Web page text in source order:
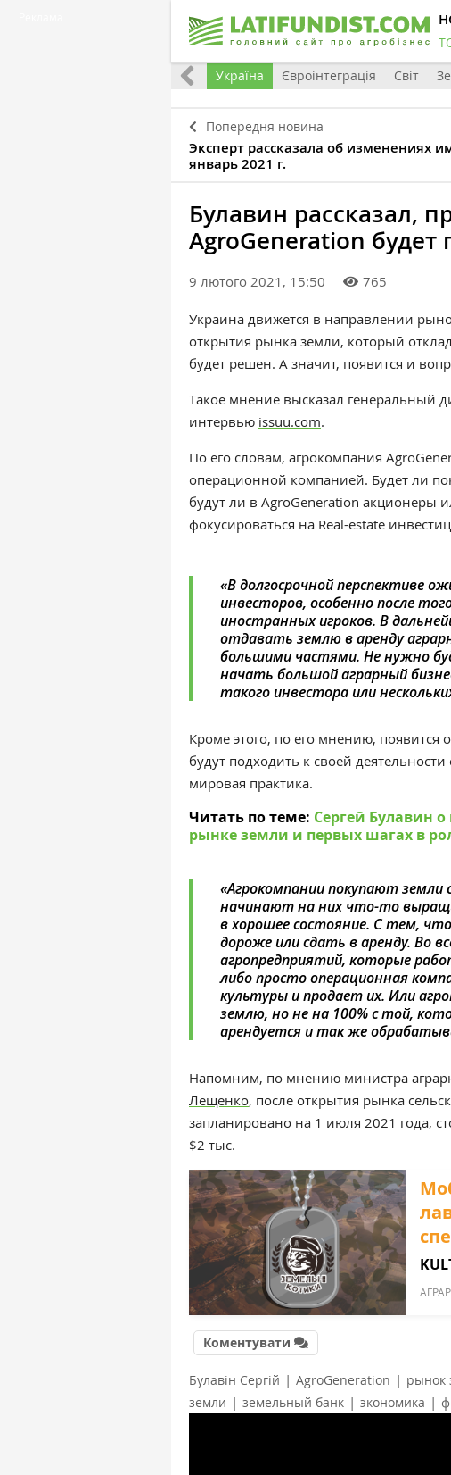
Все Україна Євроінтеграція Світ
Попередня новина
Эксперт рассказала об изменениях
январь 2021 г.
Булавин рассказал,
AgroGeneration
9 лютого 2021, 15:50 765
Украина движется в направлении
открытия рынка земли, который
будет решен. А значит, появится и
Такое мнение высказал генеральный
интервью issuu.com.
По его словам, агрокомпания
операционной компанией. Будет ли
будут ли в AgroGeneration акционеры
фокусироваться на Real-estate
«В долгосрочной перспективе
инвесторов, особенно после
иностранных игроков. В
отдавать землю в аренду
большими частями. Не нужно
начать большой аграрный
такого инвестора или
Кроме этого, по его мнению, появится
будут подходить к своей
мировая практика.
Читать по теме: Сергей Булавин
рынке земли и первых шагах в
«Агрокомпании покупают земли
начинают на них что-то
в хорошее состояние. С тем,
дороже или сдать в аренду. Во
агропредприятий, которые
либо просто операционная
культуры и продает их. Или
землю, но не на 100% с той,
арендуется и так же
Напомним, по мнению министра
Лещенко, после открытия рынка
запланировано на 1 июля 2021 года,
$2 тыс.
Коментувати
Булавін Сергій | AgroGeneration | рынок
земли | земельный банк | экономика |